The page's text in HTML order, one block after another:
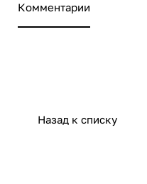
Комментарии
Назад к списку